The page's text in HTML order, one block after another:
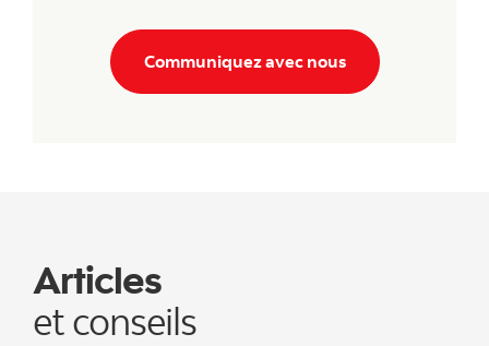
Communiquez avec nous
Articles
et conseils